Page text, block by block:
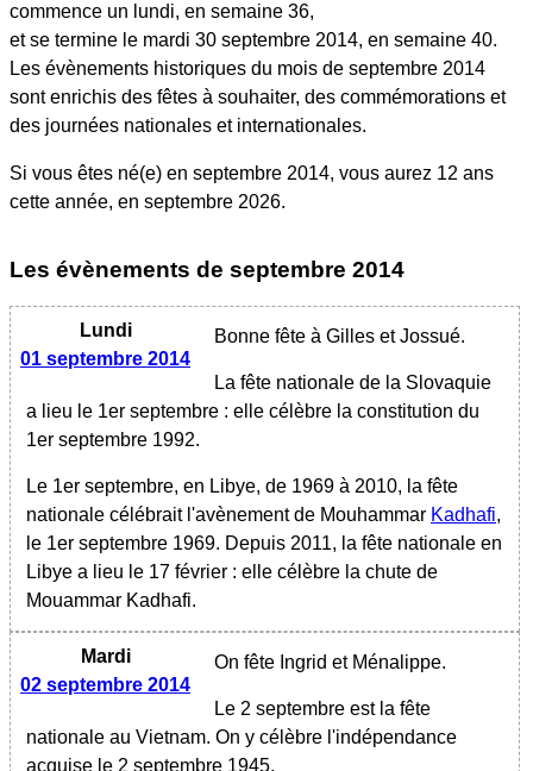
commence un lundi, en semaine 36,
et se termine le mardi 30 septembre 2014, en semaine 40.
Les évènements historiques du mois de septembre 2014
sont enrichis des fêtes à souhaiter, des commémorations et
des journées nationales et internationales.
Si vous êtes né(e) en septembre 2014, vous aurez 12 ans
cette année, en septembre 2026.
Les évènements de septembre 2014
Lundi
01 septembre 2014
Bonne fête à Gilles et Jossué.
La fête nationale de la Slovaquie
a lieu le 1er septembre : elle célèbre la constitution du
1er septembre 1992.
Le 1er septembre, en Libye, de 1969 à 2010, la fête
nationale célébrait l'avènement de Mouhammar Kadhafi,
le 1er septembre 1969. Depuis 2011, la fête nationale en
Libye a lieu le 17 février : elle célèbre la chute de
Mouammar Kadhafi.
Mardi
02 septembre 2014
On fête Ingrid et Ménalippe.
Le 2 septembre est la fête
nationale au Vietnam. On y célèbre l'indépendance
acquise le 2 septembre 1945.